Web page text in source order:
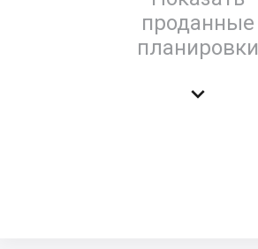
проданные
планировки
